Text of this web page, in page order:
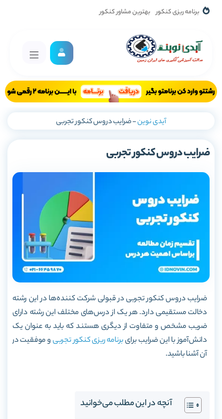
برنامه ریزی کنکور بهترین مشاور کنکور
آیدی نوین-ضرایب دروس کنکور تجربی
ضرایب دروس کنکور تجربی
ضرایب دروس کنکور تجربی در قبولی شرکت کننده‌ها در این رشته
دخالت مستقیمی دارد. هر یک از درس‌های مختلف این رشته دارای
ضریب مشخص و متفاوت از دیگری هستند که باید به عنوان یک
دانش‌آموز با این ضرایب برایبرنامه ریزی کنکور تجربیو موفقیت در
آن آشنا باشید.
آنچه در این مطلب می‌خوانید